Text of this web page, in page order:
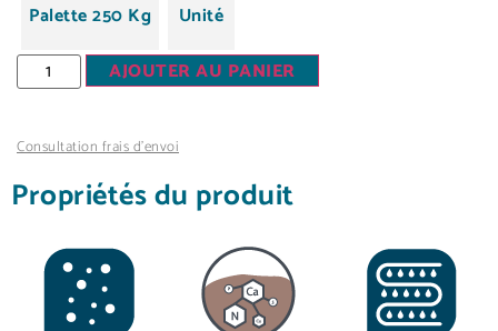
Palette 250 Kg
Unité
AJOUTER AU PANIER
Consultation frais d’envoi
Propriétés du produit